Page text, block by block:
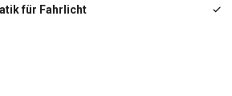
für Fahrlicht